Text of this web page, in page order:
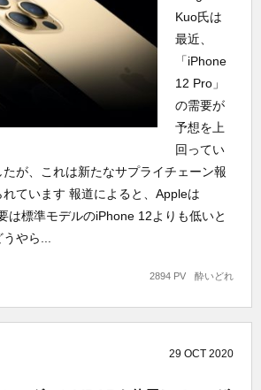
Kuo氏は
最近、
「iPhone
12 Pro」
の需要が
予想を上
回ってい
が、これは新たなサプライチェーン報
ています 報道によると、Appleは
は標準モデルのiPhone 12よりも低いと
やら...
酔いどれ
2894 PV
29 OCT 2020